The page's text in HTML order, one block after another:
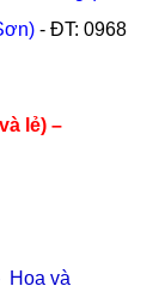
- ĐT: 0968
lẻ) –
Hoa và